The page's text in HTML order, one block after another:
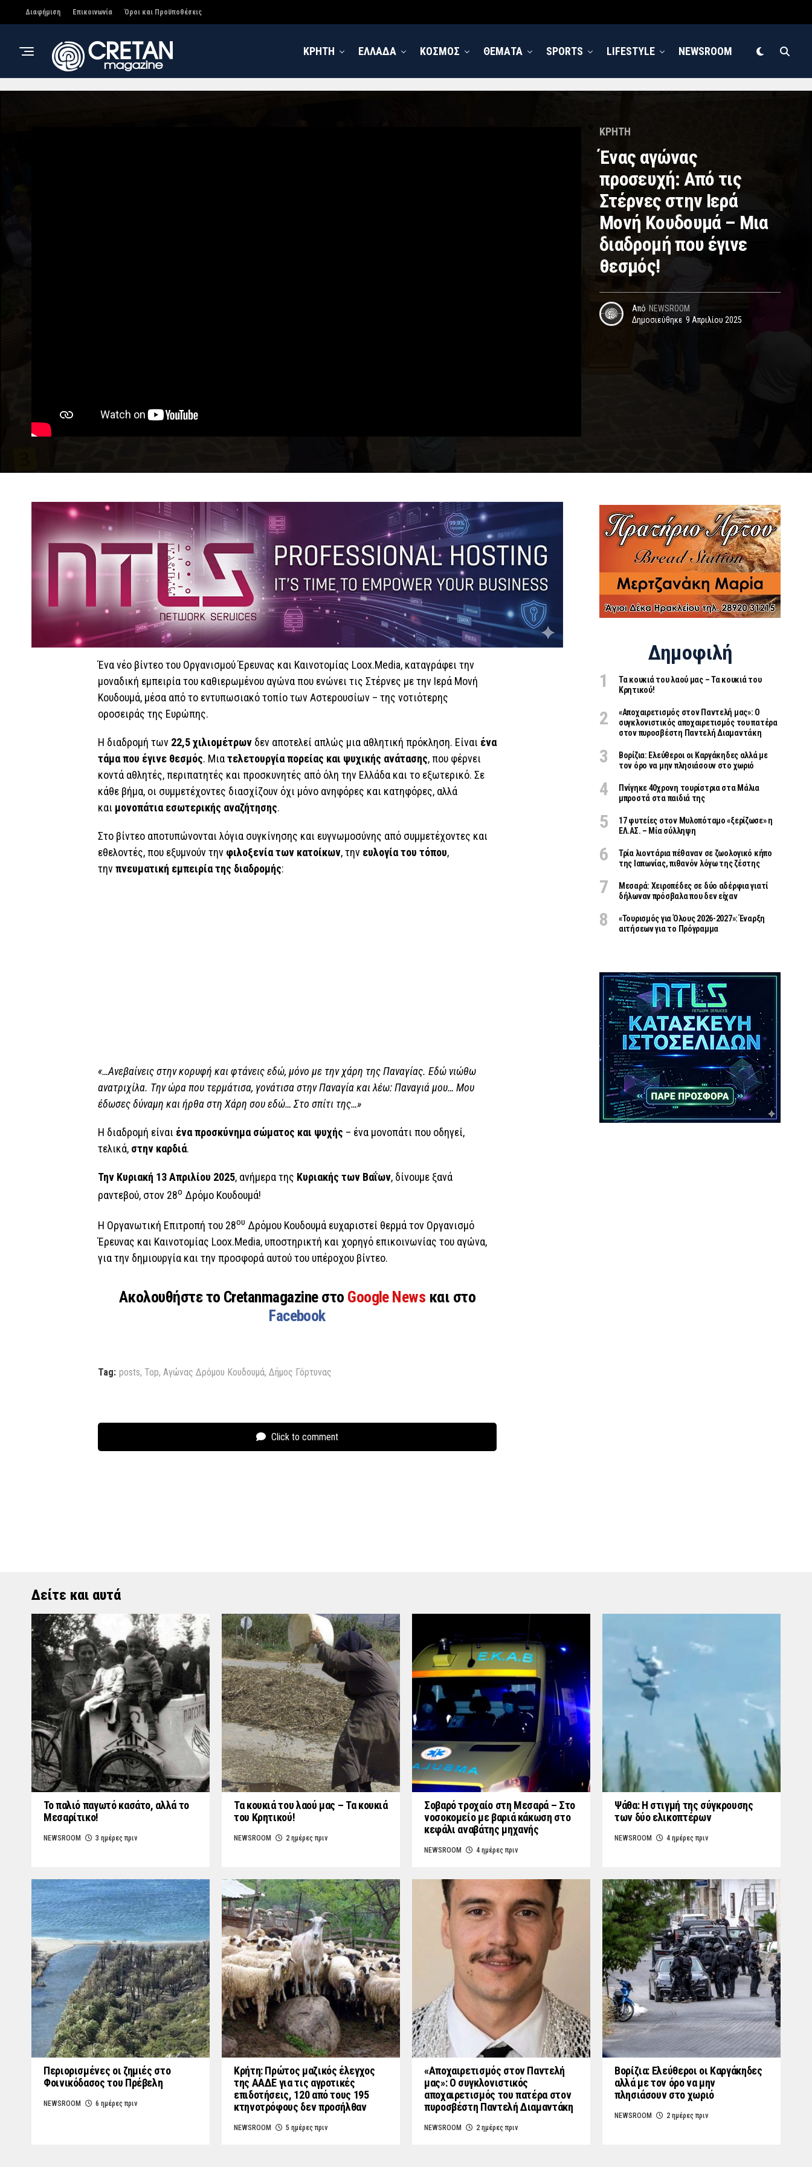
Διαφήμιση Επικοινωνία Όροι και Προϋποθέσεις
ΚΡΗΤΗ ΕΛΛΑΔΑ ΚΟΣΜΟΣ ΘΕΜΑΤΑ SPORTS LIFESTYLE NEWSROOM
ΚΡΗΤΗ
Ένας αγώνας
προσευχή: Από τις
Στέρνες στην Ιερά
Μονή Κουδουμά – Μια
διαδρομή που έγινε
θεσμός!
Από NEWSROOM
Δημοσιεύθηκε 9 Απριλίου 2025
Ένα νέο βίντεο του Οργανισμού Έρευνας και Καινοτομίας Loox.Media, καταγράφει την
μοναδική εμπειρία του καθιερωμένου αγώνα που ενώνει τις Στέρνες με την Ιερά Μονή
Κουδουμά, μέσα από το εντυπωσιακό τοπίο των Αστερουσίων – της νοτιότερης
οροσειράς της Ευρώπης.
Η διαδρομή των 22,5 χιλιομέτρων δεν αποτελεί απλώς μια αθλητική πρόκληση. Είναι ένα
τάμα που έγινε θεσμός. Μιατελετουργία πορείας και ψυχικής ανάτασης, που φέρνει
κοντά αθλητές, περιπατητές και προσκυνητές από όλη την Ελλάδα και το εξωτερικό. Σε
κάθε βήμα, οι συμμετέχοντες διασχίζουν όχι μόνο ανηφόρες και κατηφόρες, αλλά
και μονοπάτια εσωτερικής αναζήτησης.
Στο βίντεο αποτυπώνονται λόγια συγκίνησης και ευγνωμοσύνης από συμμετέχοντες και
εθελοντές, που εξυμνούν την φιλοξενία των κατοίκων, την ευλογία του τόπου,
τηνπνευματική εμπειρία της διαδρομής:
«…Ανεβαίνεις στην κορυφή και φτάνεις εδώ, μόνο με την χάρη της Παναγίας. Εδώ νιώθω
ανατριχίλα. Tην ώρα που τερμάτισα, γονάτισα στην Παναγία και λέω: Παναγιά μου… Μου
έδωσες δύναμη και ήρθα στη Χάρη σου εδώ… Στο σπίτι της…»
Η διαδρομή είναι ένα προσκύνημα σώματος και ψυχής – ένα μονοπάτι που οδηγεί,
τελικά, στην καρδιά.
Την Κυριακή 13 Απριλίου 2025, ανήμερα της Κυριακής των Βαΐων, δίνουμε ξανά
ραντεβού, στον 28ο Δρόμο Κουδουμά!
Η Οργανωτική Επιτροπή του 28ου Δρόμου Κουδουμά ευχαριστεί θερμά τον Οργανισμό
Έρευνας και Καινοτομίας Loox.Media, υποστηρικτή και χορηγό επικοινωνίας του αγώνα,
για την δημιουργία και την προσφορά αυτού του υπέροχου βίντεο.
Ακολουθήστε το Cretanmagazine στο Google News και στο
Facebook
Tag: posts, Top, Αγώνας Δρόμου Κουδουμά, Δήμος Γόρτυνας
Click to comment
Δημοφιλή
Τα κουκιά του λαού μας – Τα κουκιά του
Κρητικού!
«Aποχαιρετισμός στον Παντελή μας»: Ο
συγκλονιστικός αποχαιρετισμός του πατέρα
στον πυροσβέστη Παντελή Διαμαντάκη
Βορίζια: Ελεύθεροι οι Καργάκηδες αλλά με
τον όρο να μην πλησιάσουν στο χωριό
Πνίγηκε 40χρονη τουρίστρια στα Μάλια
μπροστά στα παιδιά της
17 φυτείες στον Μυλοπόταμο «ξερίζωσε» η
ΕΛ.ΑΣ. – Μία σύλληψη
Τρία λιοντάρια πέθαναν σε ζωολογικό κήπο
της Ιαπωνίας, πιθανόν λόγω της ζέστης
Μεσαρά: Χειροπέδες σε δύο αδέρφια γιατί
δήλωναν πρόσβαλα που δεν είχαν
«Τουρισμός για Όλους 2026-2027»: Έναρξη
αιτήσεων για το Πρόγραμμα
Δείτε και αυτά
Το παλιό παγωτό κασάτο, αλλά το
Μεσαρίτικο!
NEWSROOM 3 ημέρες πριν
Τα κουκιά του λαού μας – Τα κουκιά
του Κρητικού!
NEWSROOM 2 ημέρες πριν
Σοβαρό τροχαίο στη Μεσαρά – Στο
νοσοκομείο με βαριά κάκωση στο
κεφάλι αναβάτης μηχανής
NEWSROOM 4 ημέρες πριν
Ψάθα: Η στιγμή της σύγκρουσης
των δύο ελικοπτέρων
NEWSROOM 4 ημέρες πριν
Περιορισμένες οι ζημιές στο
Φοινικόδασος του Πρέβελη
NEWSROOM 6 ημέρες πριν
Κρήτη: Πρώτος μαζικός έλεγχος
της ΑΑΔΕ για τις αγροτικές
επιδοτήσεις, 120 από τους 195
κτηνοτρόφους δεν προσήλθαν
NEWSROOM 5 ημέρες πριν
«Aποχαιρετισμός στον Παντελή
μας»: Ο συγκλονιστικός
αποχαιρετισμός του πατέρα στον
πυροσβέστη Παντελή Διαμαντάκη
NEWSROOM 2 ημέρες πριν
Βορίζια: Ελεύθεροι οι Καργάκηδες
αλλά με τον όρο να μην
πλησιάσουν στο χωριό
NEWSROOM 2 ημέρες πριν